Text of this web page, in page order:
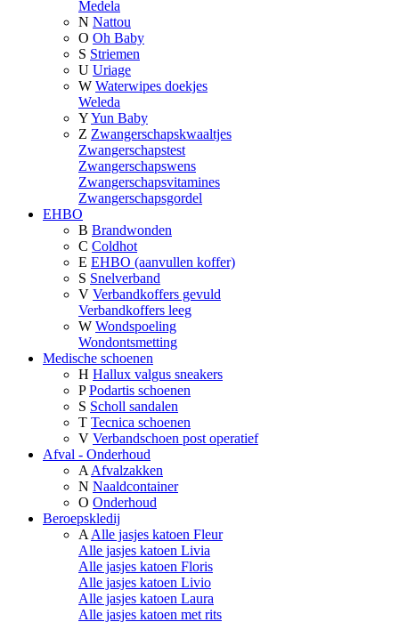
Medela
N Nattou
O Oh Baby
S Striemen
U Uriage
W Waterwipes doekjes
Weleda
YYun Baby
Z Zwangerschapskwaaltjes
Zwangerschapstest
Zwangerschapswens
Zwangerschapsvitamines
Zwangerschapsgordel
EHBO
B Brandwonden
C Coldhot
E EHBO (aanvullen koffer)
S Snelverband
V Verbandkoffers gevuld
Verbandkoffers leeg
W Wondspoeling
Wondontsmetting
Medische schoenen
H Hallux valgus sneakers
P Podartis schoenen
S Scholl sandalen
T Tecnica schoenen
V Verbandschoen post operatief
Afval - Onderhoud
A Afvalzakken
N Naaldcontainer
O Onderhoud
Beroepskledij
A Alle jasjes katoen Fleur
Alle jasjes katoen Livia
Alle jasjes katoen Floris
Alle jasjes katoen Livio
Alle jasjes katoen Laura
Alle jasjes katoen met rits